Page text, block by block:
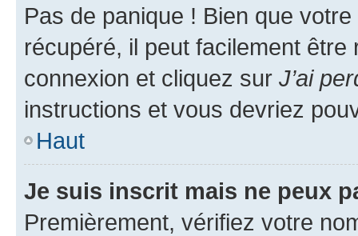
Pas de panique ! Bien que
récupéré, il peut facilement
connexion et cliquez sur J’ai
instructions et vous devriez
Haut
Je suis inscrit mais ne peux
Premièrement, vérifiez votre